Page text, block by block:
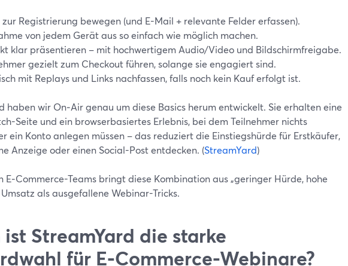
zur Registrierung bewegen (und E-Mail + relevante Felder erfassen).
von jedem Gerät aus so einfach wie möglich machen.
klar präsentieren – mit hochwertigem Audio/Video und Bildschirmfreigabe.
gezielt zum Checkout führen, solange sie engagiert sind.
mit Replays und Links nachfassen, falls noch kein Kauf erfolgt ist.
haben wir On‑Air genau um diese Basics herum entwickelt. Sie erhalten eine
Seite und ein browserbasiertes Erlebnis, bei dem Teilnehmer nichts
ein Konto anlegen müssen – das reduziert die Einstiegshürde für Erstkäufer,
Anzeige oder einen Social-Post entdecken. (StreamYard)
E‑Commerce-Teams bringt diese Kombination aus „geringer Hürde, hohe
als ausgefallene Webinar-Tricks.
StreamYard die starke
für E‑Commerce-Webinare?